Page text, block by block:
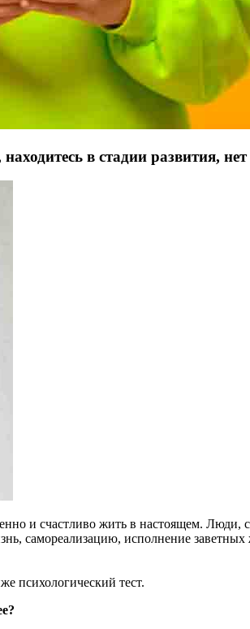
в стадии развития,
и счастливо жить в настоящем.
самореализацию, исполнение
психологический тест.